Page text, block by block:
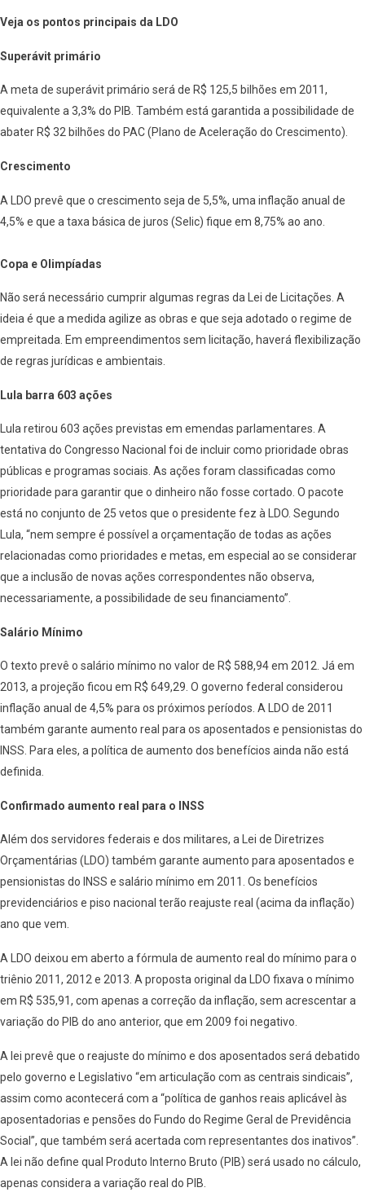
Veja os pontos principais da LDO
Superávit primário
A meta de superávit primário será de R$ 125,5 bilhões em 2011,
equivalente a 3,3% do PIB. Também está garantida a possibilidade de
abater R$ 32 bilhões do PAC (Plano de Aceleração do Crescimento).
Crescimento
A LDO prevê que o crescimento seja de 5,5%, uma inflação anual de
4,5% e que a taxa básica de juros (Selic) fique em 8,75% ao ano.
Copa e Olimpíadas
Não será necessário cumprir algumas regras da Lei de Licitações. A
ideia é que a medida agilize as obras e que seja adotado o regime de
empreitada. Em empreendimentos sem licitação, haverá flexibilização
de regras jurídicas e ambientais.
Lula barra 603 ações
Lula retirou 603 ações previstas em emendas parlamentares. A
tentativa do Congresso Nacional foi de incluir como prioridade obras
públicas e programas sociais. As ações foram classificadas como
prioridade para garantir que o dinheiro não fosse cortado. O pacote
está no conjunto de 25 vetos que o presidente fez à LDO. Segundo
Lula, “nem sempre é possível a orçamentação de todas as ações
relacionadas como prioridades e metas, em especial ao se considerar
que a inclusão de novas ações correspondentes não observa,
necessariamente, a possibilidade de seu financiamento”.
Salário Mínimo
O texto prevê o salário mínimo no valor de R$ 588,94 em 2012. Já em
2013, a projeção ficou em R$ 649,29. O governo federal considerou
inflação anual de 4,5% para os próximos períodos. A LDO de 2011
também garante aumento real para os aposentados e pensionistas do
INSS. Para eles, a política de aumento dos benefícios ainda não está
definida.
Confirmado aumento real para o INSS
Além dos servidores federais e dos militares, a Lei de Diretrizes
Orçamentárias (LDO) também garante aumento para aposentados e
pensionistas do INSS e salário mínimo em 2011. Os benefícios
previdenciários e piso nacional terão reajuste real (acima da inflação)
ano que vem.
A LDO deixou em aberto a fórmula de aumento real do mínimo para o
triênio 2011, 2012 e 2013. A proposta original da LDO fixava o mínimo
em R$ 535,91, com apenas a correção da inflação, sem acrescentar a
variação do PIB do ano anterior, que em 2009 foi negativo.
A lei prevê que o reajuste do mínimo e dos aposentados será debatido
pelo governo e Legislativo “em articulação com as centrais sindicais”,
assim como acontecerá com a “política de ganhos reais aplicável às
aposentadorias e pensões do Fundo do Regime Geral de Previdência
Social”, que também será acertada com representantes dos inativos”.
A lei não define qual Produto Interno Bruto (PIB) será usado no cálculo,
apenas considera a variação real do PIB.